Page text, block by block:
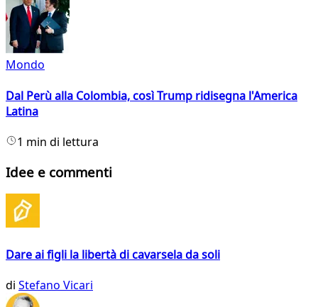
Mondo
Dal Perù alla Colombia, così Trump ridisegna l'America
Latina
1 min di lettura
Idee e commenti
Dare ai figli la libertà di cavarsela da soli
di Stefano Vicari